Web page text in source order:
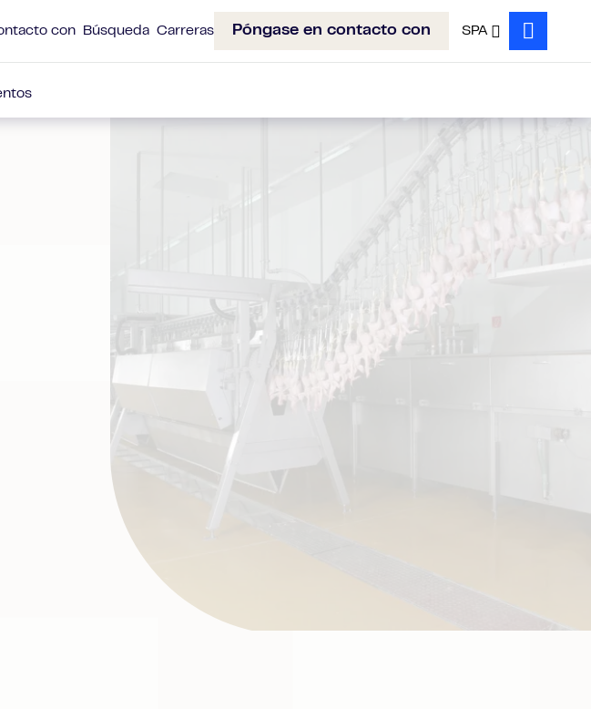
con Búsqueda Carreras Póngase en contacto con SPA
Search